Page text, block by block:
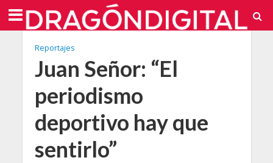
Reportajes
Juan Señor: “El
periodismo
deportivo hay que
sentirlo”